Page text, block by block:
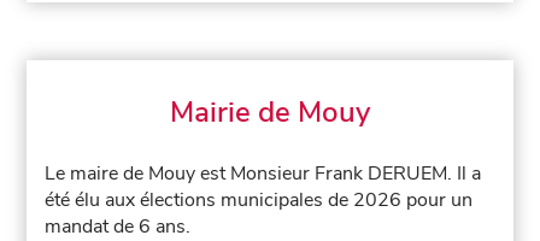
Mairie de Mouy
Le maire de Mouy est Monsieur Frank DERUEM. Il a
été élu aux élections municipales de 2026 pour un
mandat de 6 ans.